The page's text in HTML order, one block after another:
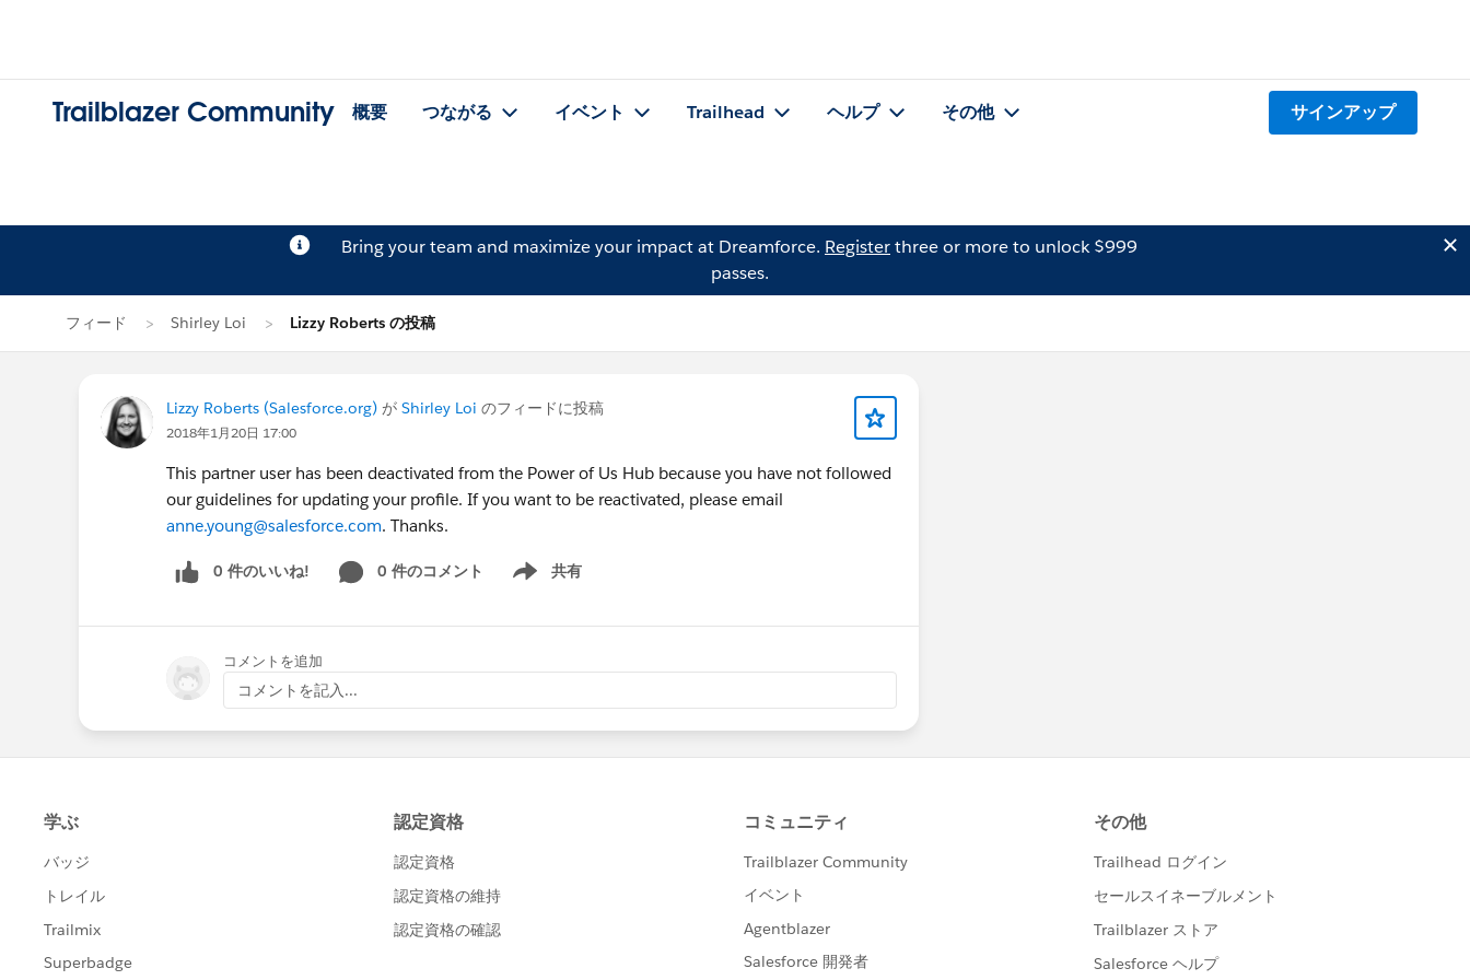
Trailblazer Community 概要 つながる イベント Trailhead ヘルプ その他 サインアップ
Bring your team and maximize your impact at Dreamforce. Registerthree or more to unlock $999
passes.
フィード Shirley Loi Lizzy Roberts の投稿
Lizzy Roberts (Salesforce.org) が Shirley Loi のフィードに投稿
2018年1月20日 17:00
This partner user has been deactivated from the Power of Us Hub because you have not followed
our guidelines for updating your profile. If you want to be reactivated, please email
anne.young@salesforce.com. Thanks.
0 件のいいね! 0 件のコメント 共有
Show menu
コメントを追加
コメントを記入...